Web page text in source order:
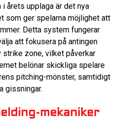
årets upplaga är det nya
som ger spelarna möjlighet att
Detta system fungerar
att fokusera på antingen
zone, vilket påverkar
belönar skickliga spelare
pitching-mönster, samtidigt
gissningar.
mekaniker